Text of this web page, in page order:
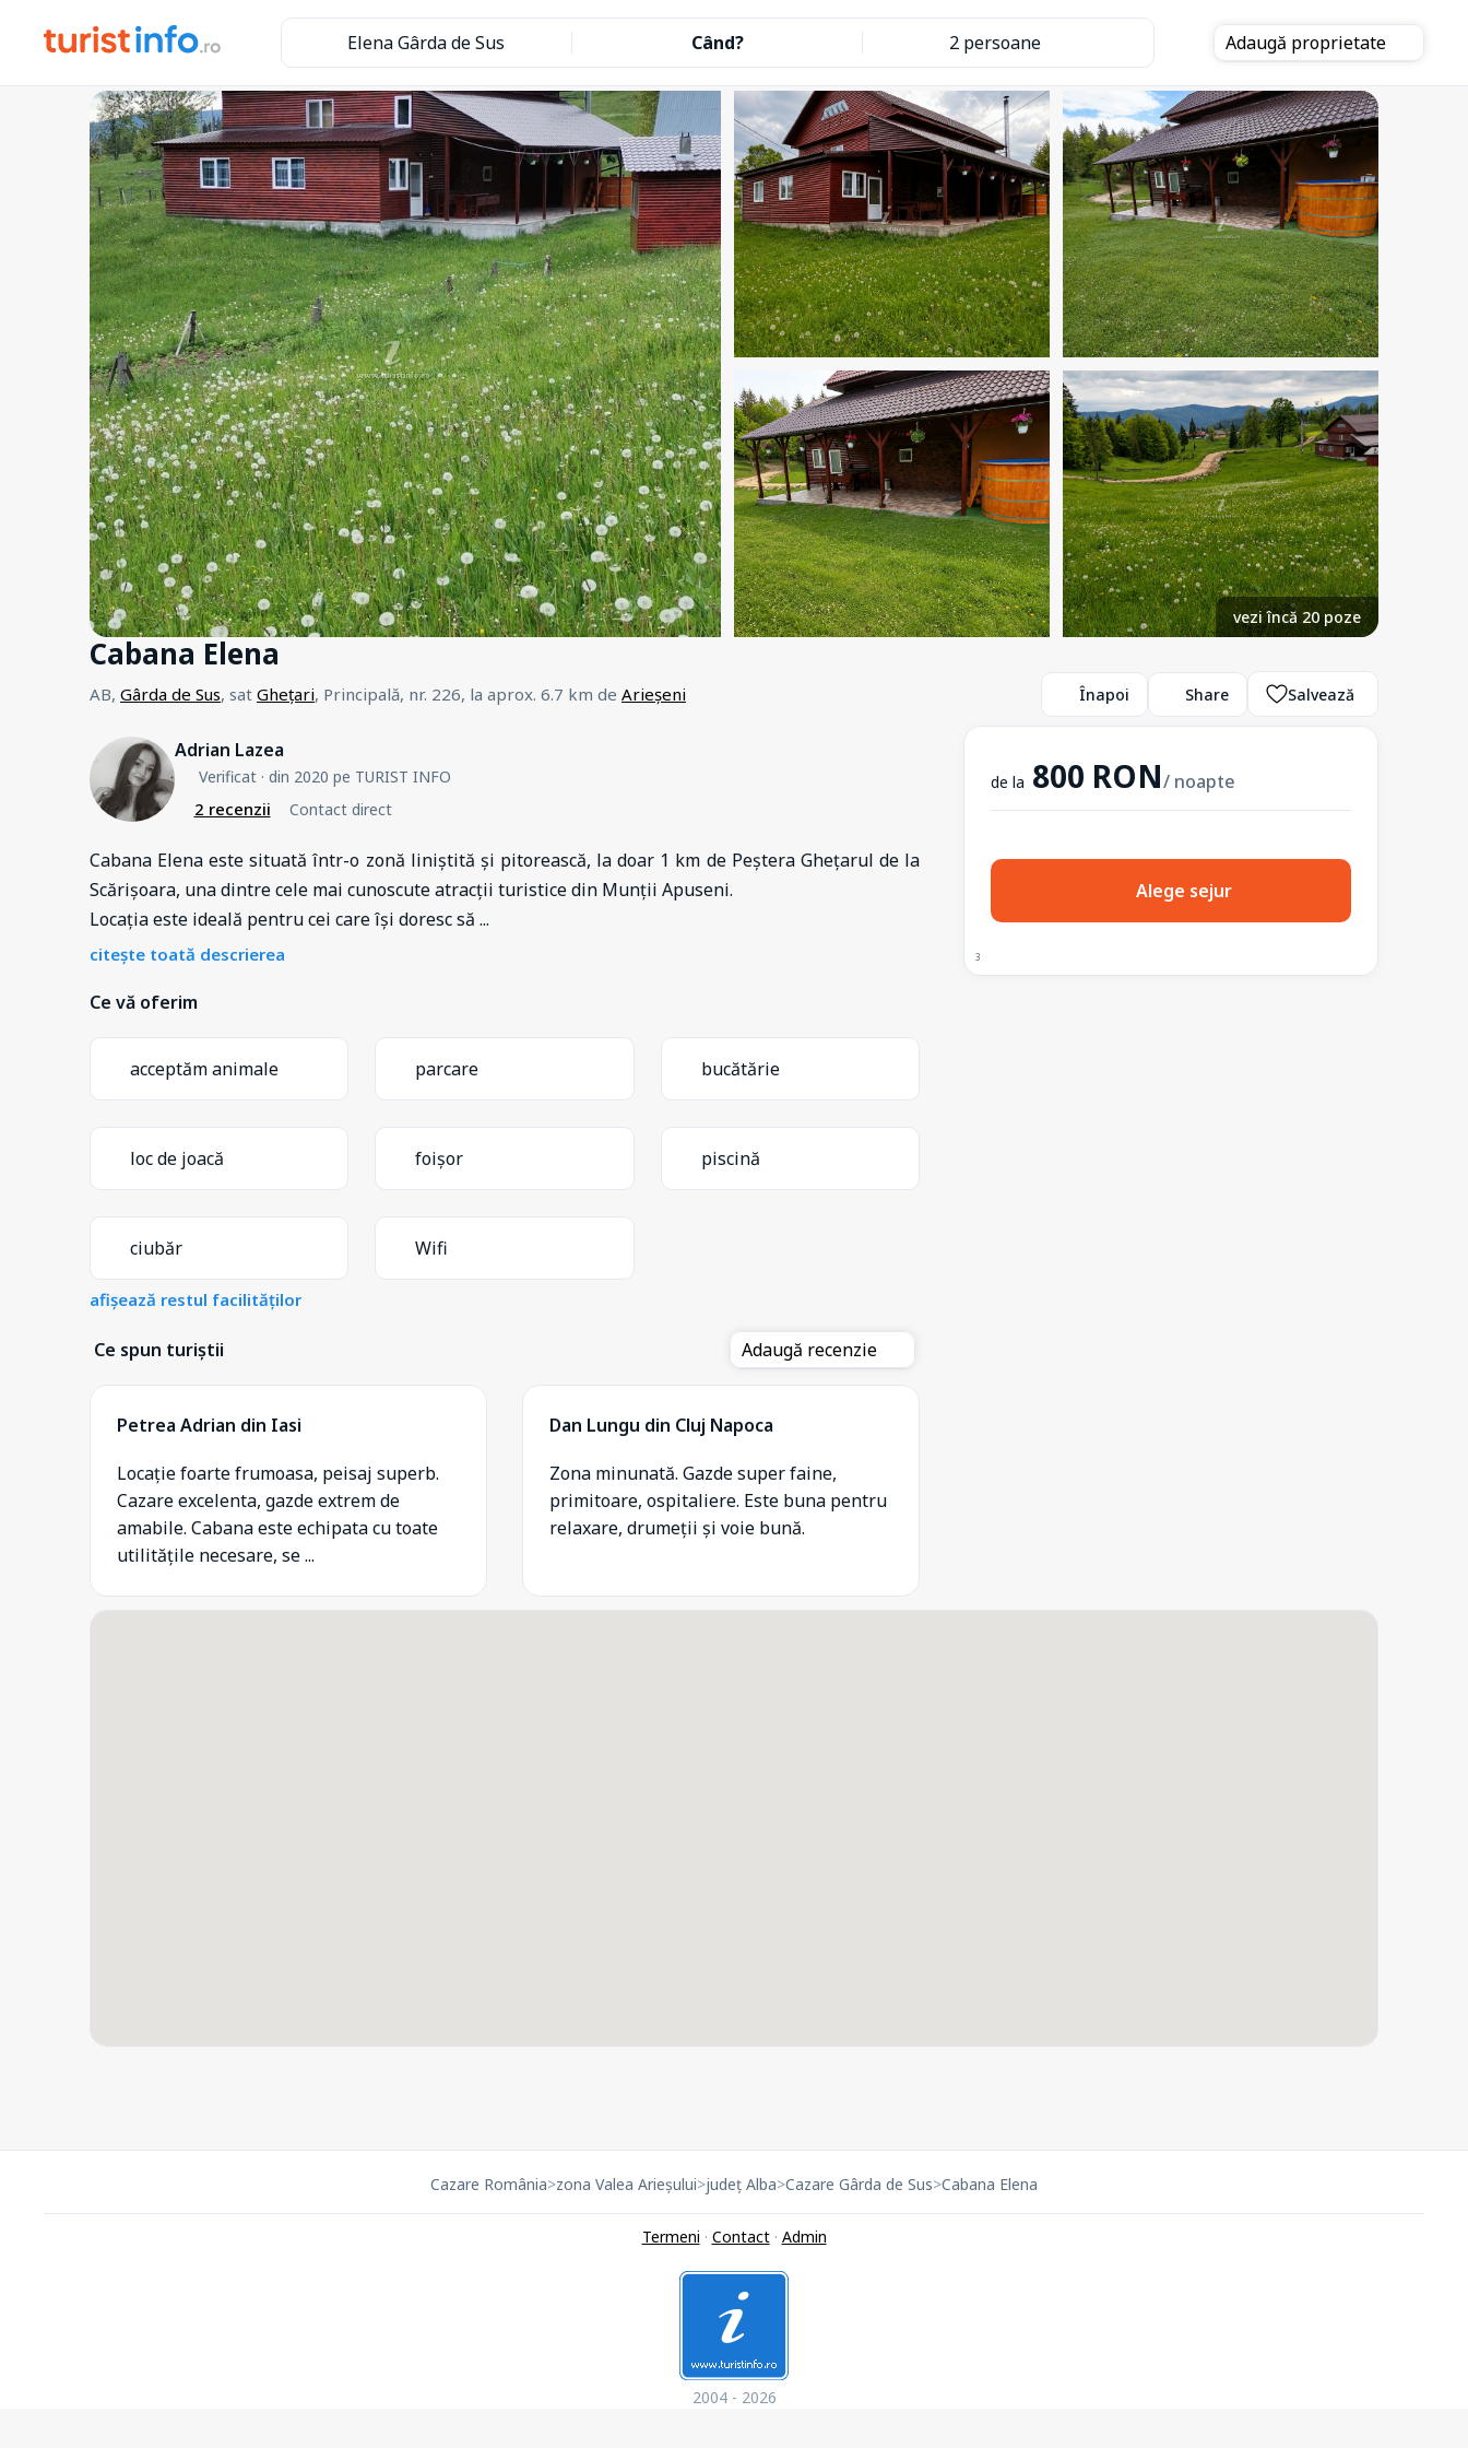
Elena Gârda de Sus Când? 2 persoane Adaugă proprietate
vezi încă 20 poze
Cabana Elena
AB, Gârda de Sus, sat Ghețari, Principală, nr. 226, la aprox. 6.7 km de Arieșeni Înapoi Share Salvează
Adrian Lazea
Verificat· din 2020 pe TURIST INFO
2 recenzii Contact direct
Cabana Elena este situată într-o zonă liniștită și pitorească, la doar 1 km de Peștera Ghețarul de la
Scărișoara, una dintre cele mai cunoscute atracții turistice din Munții Apuseni.
Locația este ideală pentru cei care își doresc să ...
citește toată descrierea
Ce vă oferim
acceptăm animale parcare bucătărie
loc de joacă foișor piscină
ciubăr Wifi
afișează restul facilităților
Ce spun turiștii Adaugă recenzie
Petrea Adrian din Iasi
Locație foarte frumoasa, peisaj superb.
Cazare excelenta, gazde extrem de
amabile. Cabana este echipata cu toate
utilitățile necesare, se ...
Dan Lungu din Cluj Napoca
Zona minunată. Gazde super faine,
primitoare, ospitaliere. Este buna pentru
relaxare, drumeții și voie bună.
de la 800 RON/ noapte
Alege sejur
3
Cazare România>zona Valea Arieșului>județ Alba>Cazare Gârda de Sus>Cabana Elena
Termeni · Contact· Admin
2004 - 2026